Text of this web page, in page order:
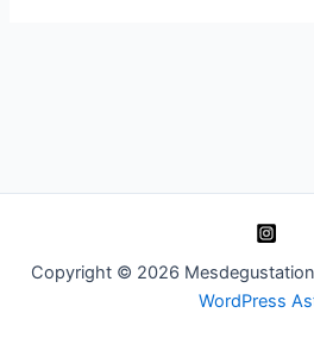
Copyright © 2026
WordPress